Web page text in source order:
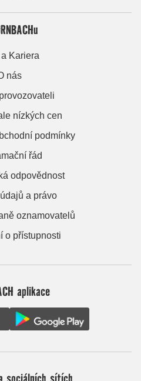
Kariera
nás
nízkých cen
podmínky
řád
odpovědnost
a právo
oznamovatelů
o přístupnosti
aplikace